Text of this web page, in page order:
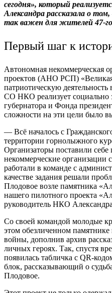
сегодня», который
Александра рассказала о
так важен для жителей 47-го
Первый шаг к
Автономная некоммерческая
проектов (АНО РСП)
патриотическую
СО НКО реализует социально
губернатора и Фонда
сложности на эти цели было
— Всё началось с
территории горнолыжного
Организаторы поставили
некоммерческие
работали в команде с
качестве задания решали
Плодовое возле памятника
нашего пилотного проекта
руководитель НКО
Со своей командой молодые
этом обезличенном
войны, дополнив архив
личных героях. Так, спустя
появилась табличка с QR-
блок, рассказывающий о
Плодовое.